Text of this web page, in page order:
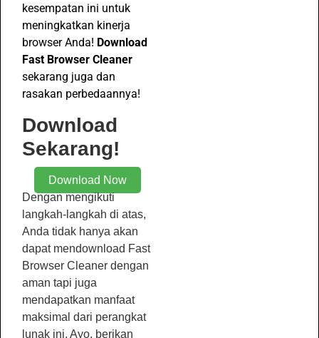
kesempatan ini untuk
meningkatkan kinerja
browser Anda! Download
Fast Browser Cleaner
sekarang juga dan
rasakan perbedaannya!
Download
Sekarang!
Download Now
Dengan mengikuti
langkah-langkah di atas,
Anda tidak hanya akan
dapat mendownload Fast
Browser Cleaner dengan
aman tapi juga
mendapatkan manfaat
maksimal dari perangkat
lunak ini. Ayo, berikan